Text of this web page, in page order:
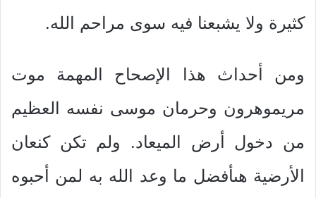
كثيرة ولا يشبعنا فيه سوى مراحم الله.
ومن أحداث هذا الإصحاح المهمة موت
مريموهرون وحرمان موسى نفسه العظيم
من دخول أرض الميعاد. ولم تكن كنعان
الأرضية هىأفضل ما وعد الله به لمن أحبوه